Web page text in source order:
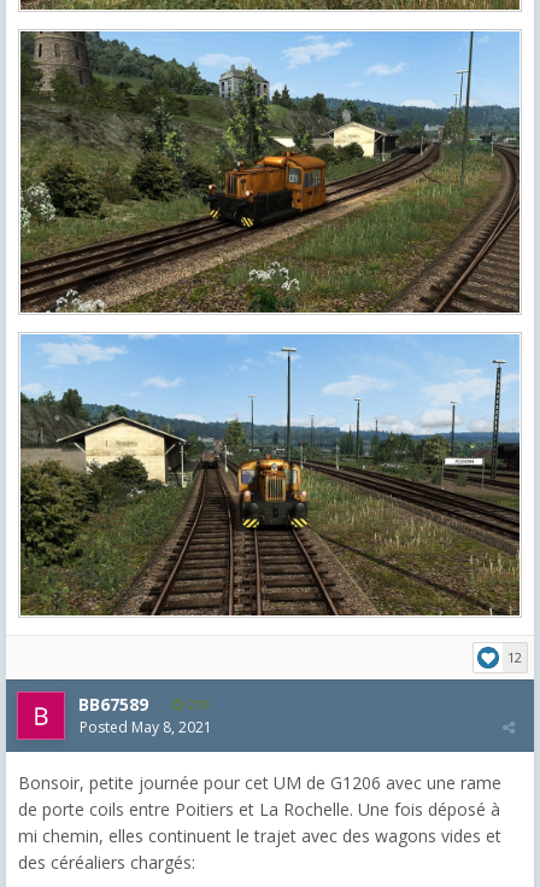
12
BB67589 219
Posted May 8, 2021
Bonsoir, petite journée pour cet UM de G1206 avec une rame
de porte coils entre Poitiers et La Rochelle. Une fois déposé à
mi chemin, elles continuent le trajet avec des wagons vides et
des céréaliers chargés: